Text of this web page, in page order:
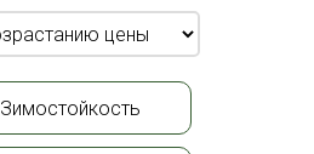
Зимостойкость